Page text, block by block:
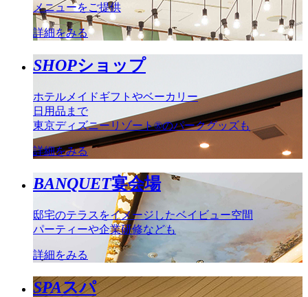
メニューをご提供
詳細をみる
SHOPショップ
ホテルメイドギフトやベーカリー
日用品まで
東京ディズニーリゾート®のパークグッズも
詳細をみる
BANQUET宴会場
邸宅のテラスをイメージしたベイビュー空間
パーティーや企業研修なども
詳細をみる
SPAスパ